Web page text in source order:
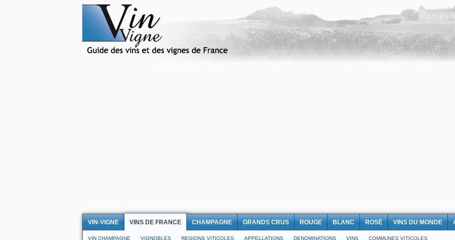
VIN-VIGNE VINS DE FRANCE CHAMPAGNE GRANDS CRUS ROUGE BLANC ROSÉ VINS DU MONDE
VIN CHAMPAGNE VIGNOBLES REGIONS VITICOLES APPELLATIONS DENOMINATIONS VINS COMMUNES VITICOLES